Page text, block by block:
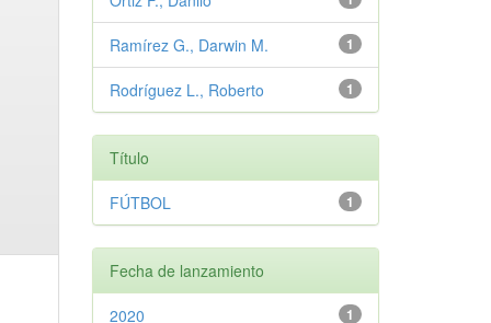
1
Ramírez G., Darwin M.
1
Rodríguez L., Roberto
Título
1
FÚTBOL
Fecha de lanzamiento
1
2020